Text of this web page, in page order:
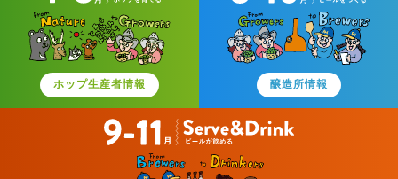
ホップ生産者情報 醸造所情報